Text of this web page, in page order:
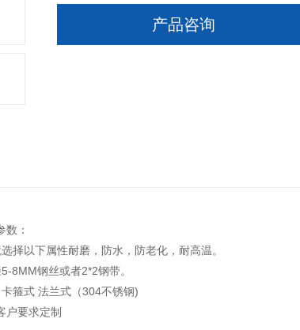
产品咨询
数：
择以下属性耐磨，防水，防老化，耐高温。
8MM钢丝或者2*2钢带。
箍式 法兰式（304不锈钢)
户要求定制